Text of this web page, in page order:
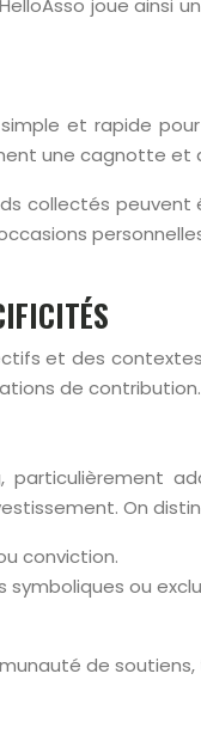
joue
et rapide
une cagnotte et
collectés
et des
de contribution.
On
conviction.
ou
de